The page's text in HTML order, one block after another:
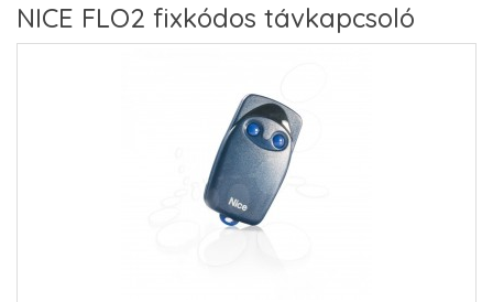
NICE FLO2 fixkódos távkapcsoló